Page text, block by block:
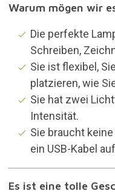
Warum mögen wir
Die perfekte
Schreiben,
Sie ist flexibel,
platzieren, wie
Sie hat zwei
Intensität.
Sie braucht
ein USB-Kabel
Es ist eine tolle